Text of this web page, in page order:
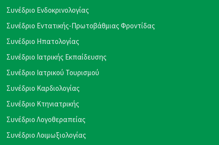
Συνέδριο Ενδοκρινολογίας
Συνέδριο Εντατικής-Πρωτοβάθμιας Φροντίδας
Συνέδριο Ηπατολογίας
Συνέδριο Ιατρικής Εκπαίδευσης
Συνέδριο Ιατρικού Τουρισμού
Συνέδριο Καρδιολογίας
Συνέδριο Κτηνιατρικής
Συνέδριο Λογοθεραπείας
Συνέδριο Λοιμωξιολογίας